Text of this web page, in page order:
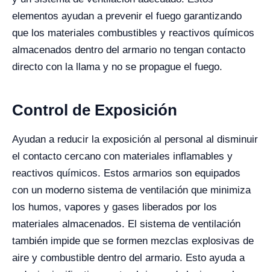
elementos ayudan a prevenir el fuego garantizando
que los materiales combustibles y reactivos químicos
almacenados dentro del armario no tengan contacto
directo con la llama y no se propague el fuego.
Control de Exposición
Ayudan a reducir la exposición al personal al disminuir
el contacto cercano con materiales inflamables y
reactivos químicos. Estos armarios son equipados
con un moderno sistema de ventilación que minimiza
los humos, vapores y gases liberados por los
materiales almacenados. El sistema de ventilación
también impide que se formen mezclas explosivas de
aire y combustible dentro del armario. Esto ayuda a